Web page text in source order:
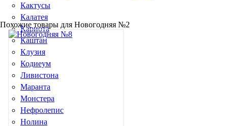
Кактусы
Калатея
Кариота
Каштан
Клузия
Кодиеум
Ливистона
Маранта
Монстера
Нефролепис
Нолина
Похожие товары для Новогодняя №2